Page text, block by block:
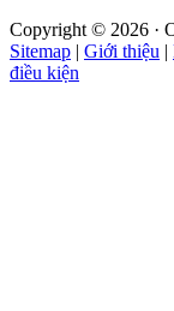
Copyright © 2026 ·
Sitemap | Giới thiệu |
điều kiện